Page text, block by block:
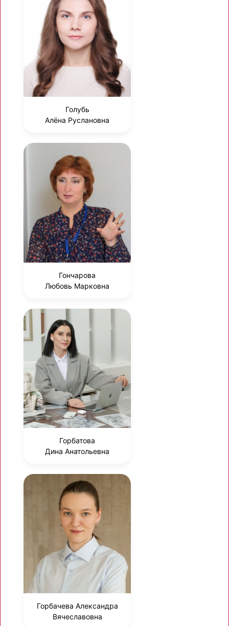
Голубь
Алёна Руслановна
Гончарова
Любовь Марковна
Горбатова
Дина Анатольевна
Горбачева Александра
Вячеславовна